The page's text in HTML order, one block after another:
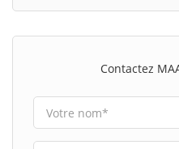
Contactez